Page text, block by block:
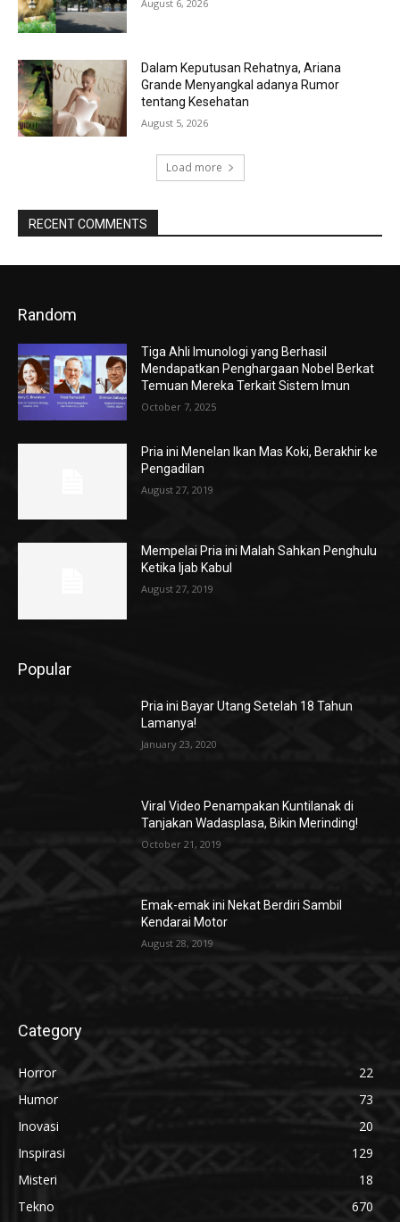
August 6, 2026
Dalam Keputusan Rehatnya, Ariana
Grande Menyangkal adanya Rumor
tentang Kesehatan
August 5, 2026
Load more
RECENT COMMENTS
Random
Tiga Ahli Imunologi yang Berhasil
Mendapatkan Penghargaan Nobel Berkat
Temuan Mereka Terkait Sistem Imun
October 7, 2025
Pria ini Menelan Ikan Mas Koki, Berakhir ke
Pengadilan
August 27, 2019
Mempelai Pria ini Malah Sahkan Penghulu
Ketika Ijab Kabul
August 27, 2019
Popular
Pria ini Bayar Utang Setelah 18 Tahun
Lamanya!
January 23, 2020
Viral Video Penampakan Kuntilanak di
Tanjakan Wadasplasa, Bikin Merinding!
October 21, 2019
Emak-emak ini Nekat Berdiri Sambil
Kendarai Motor
August 28, 2019
Category
Horror
22
Humor
73
Inovasi
20
Inspirasi
129
Misteri
18
Tekno
670